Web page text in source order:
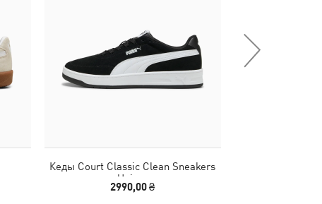
Кеды Court Classic Clean Sneakers
Unisex
2990,00 ₴